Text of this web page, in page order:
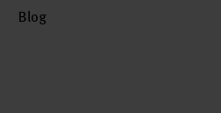
Blog